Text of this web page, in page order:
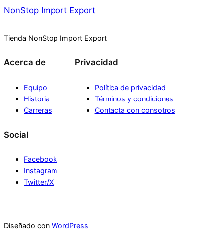
NonStop Import Export
Tienda NonStop Import Export
Acerca de
Equipo
Historia
Carreras
Privacidad
Política de privacidad
Términos y condiciones
Contacta con consotros
Social
Facebook
Instagram
Twitter/X
Diseñado con WordPress